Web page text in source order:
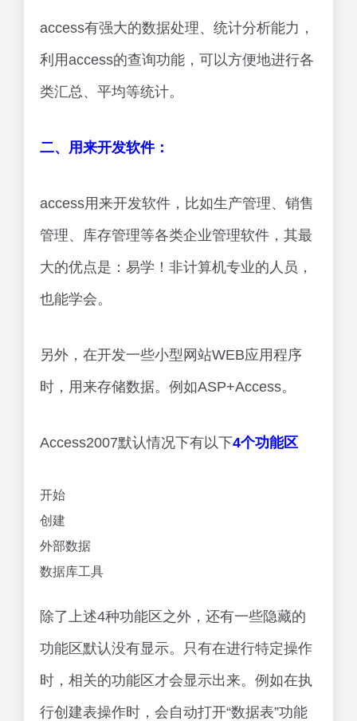
access有强大的数据处理、统计分析能力，
利用access的查询功能，可以方便地进行各
类汇总、平均等统计。
二、用来开发软件：
access用来开发软件，比如生产管理、销售
管理、库存管理等各类企业管理软件，其最
大的优点是：易学！非计算机专业的人员，
也能学会。
另外，在开发一些小型网站WEB应用程序
时，用来存储数据。例如ASP+Access。
Access2007默认情况下有以下4个功能区
开始
创建
外部数据
数据库工具
除了上述4种功能区之外，还有一些隐藏的
功能区默认没有显示。只有在进行特定操作
时，相关的功能区才会显示出来。例如在执
行创建表操作时，会自动打开“数据表”功能